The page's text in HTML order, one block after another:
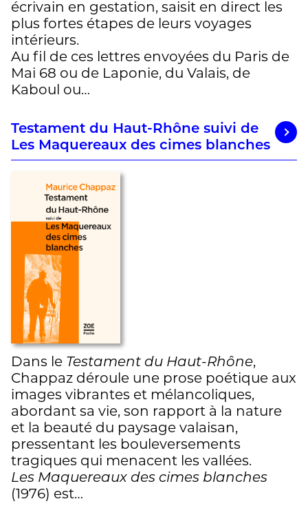
écrivain en gestation, saisit en direct les
plus fortes étapes de leurs voyages
intérieurs.
Au fil de ces lettres envoyées du Paris de
Mai 68 ou de Laponie, du Valais, de
Kaboul ou…
Testament du Haut-Rhône suivi de
Les Maquereaux des cimes blanches
Dans le Testament du Haut-Rhône,
Chappaz déroule une prose poétique aux
images vibrantes et mélancoliques,
abordant sa vie, son rapport à la nature
et la beauté du paysage valaisan,
pressentant les bouleversements
tragiques qui menacent les vallées.
Les Maquereaux des cimes blanches
(1976) est…